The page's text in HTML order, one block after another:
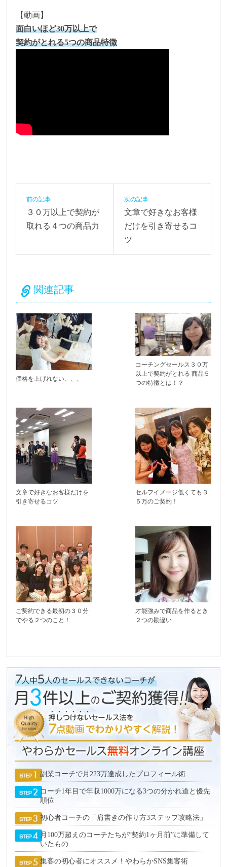
【動画】
面白いほど30万以上で
契約がとれる5つの商品特徴
前の記事
３０万以上で契約が
取れる４つの商品力
次の記事
文章で好きなお客様
だけを引き寄せるコ
ツ
関連記事
価格を上げれない、、、
コーチングセールス３０万
以上で契約がとれる 商品５
つの特徴とは！？
文章で好きなお客様だけを
引き寄せるコツ
セルフイメージ低くても３
５万のご契約！
ご契約できる最初の３０分
でやる２つのこと！
才能強みで商品を作るとき
２つの勘違い
副業コーチで月223万達成したプロフィール術
コーチ1年目で年収1000万になる3つの分かれ道と優先
順位
初心者コーチの「肩書きの作り方3ステップ攻略法」
月100万超えのコーチたちが“契約1ヶ月前”に準備して
いたもの
集客の初心者にオススメ！やわらかSNS集客術